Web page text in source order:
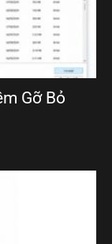
Gỡ Bỏ